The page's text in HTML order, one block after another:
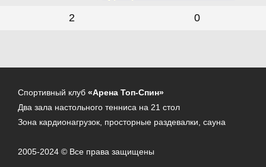
2 0
Спортивный клуб «Арена Топ-Спин»
Два зала настольного тенниса на 21 стол
Зона кардионагрузок, просторные раздевалки, сауна
2005-2024 © Все права защищены